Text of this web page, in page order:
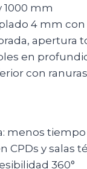
1000 mm
4 mm con
apertura
en
con
menos
CPDs y salas
360°